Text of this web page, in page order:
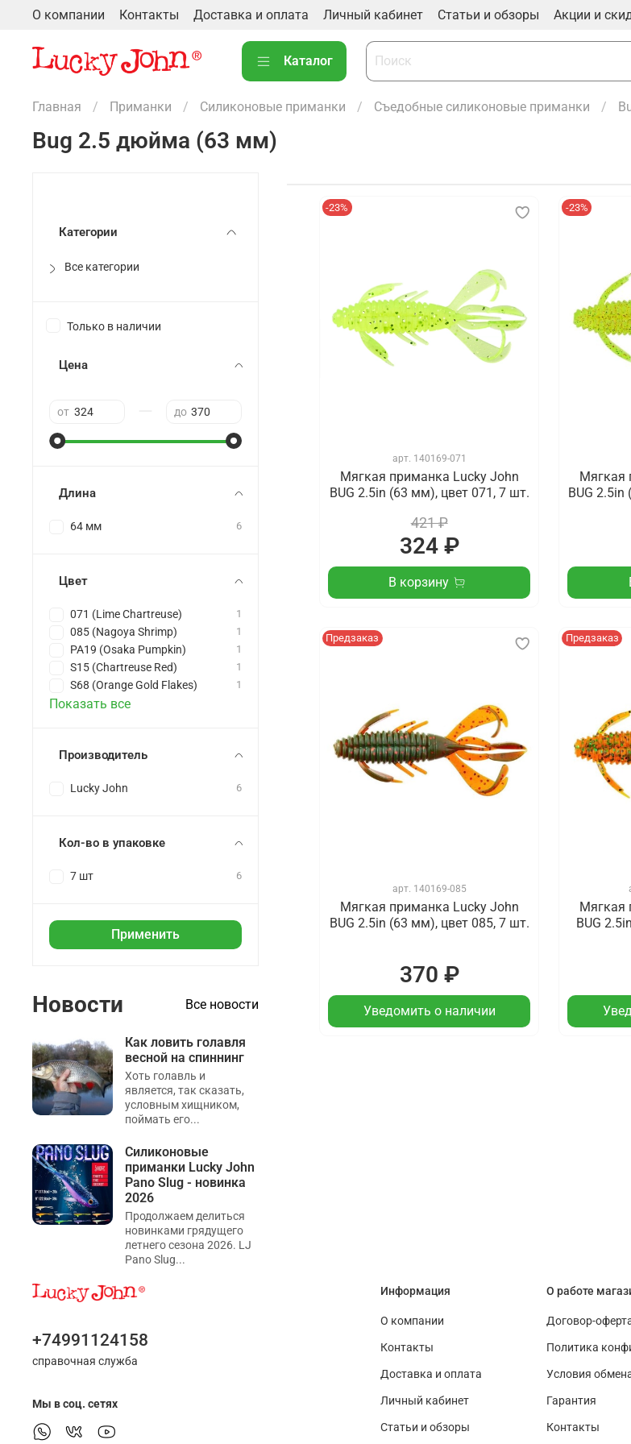
О компании Контакты Доставка и оплата Личный кабинет Статьи и обзоры Акции и
Каталог
Главная Приманки Силиконовые приманки Съедобные силиконовые приманки
Bug 2.5 дюйма (63 мм)
-23%
арт. 140169-071
Мягкая приманка Lucky John
BUG 2.5in (63 мм), цвет 071, 7 шт.
421 ₽
324 ₽
В корзину
-23%
Мягкая
BUG
Предзаказ
арт. 140169-085
Мягкая приманка Lucky John
BUG 2.5in (63 мм), цвет 085, 7 шт.
370 ₽
Уведомить о наличии
Предзаказ
Мягкая
BUG
Категории
Все категории
Только в наличии
Цена
от до
Длина
64 мм 6
Цвет
071 (Lime Chartreuse) 1
085 (Nagoya Shrimp) 1
PA19 (Osaka Pumpkin) 1
S15 (Chartreuse Red) 1
S68 (Orange Gold Flakes) 1
Показать все
Производитель
Lucky John 6
Кол-во в упаковке
7 шт 6
Применить
Новости Все новости
Как ловить голавля
весной на спиннинг
Хоть голавль и
является, так сказать,
условным хищником,
поймать его...
Силиконовые
приманки Lucky John
Pano Slug - новинка
2026
Продолжаем делиться
новинками грядущего
летнего сезона 2026. LJ
Pano Slug...
Информация
О компании
Контакты
Доставка и оплата
Личный кабинет
Статьи и обзоры
О работе
Договор-
Политика
Условия
Гарантия
Контакты
+74991124158
справочная служба
Мы в соц. сетях